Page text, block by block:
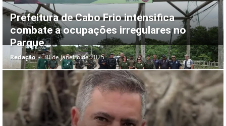
SERVIÇOS PÚBLICOS TECNOLOGIA VÍDEO
Prefeitura de Cabo Frio intensifica
combate a ocupações irregulares no
Parque...
Redação - 30 de janeiro de 2025